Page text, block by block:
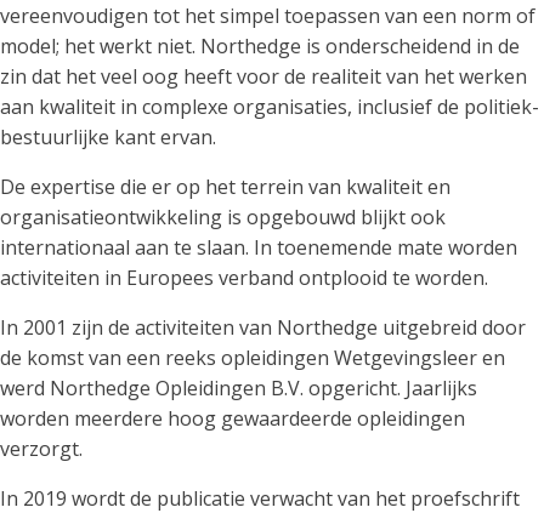
vereenvoudigen tot het simpel toepassen van een norm of
model; het werkt niet. Northedge is onderscheidend in de
zin dat het veel oog heeft voor de realiteit van het werken
aan kwaliteit in complexe organisaties, inclusief de politiek-
bestuurlijke kant ervan.
De expertise die er op het terrein van kwaliteit en
organisatieontwikkeling is opgebouwd blijkt ook
internationaal aan te slaan. In toenemende mate worden
activiteiten in Europees verband ontplooid te worden.
In 2001 zijn de activiteiten van Northedge uitgebreid door
de komst van een reeks opleidingen Wetgevingsleer en
werd Northedge Opleidingen B.V. opgericht. Jaarlijks
worden meerdere hoog gewaardeerde opleidingen
verzorgt.
In 2019 wordt de publicatie verwacht van het proefschrift